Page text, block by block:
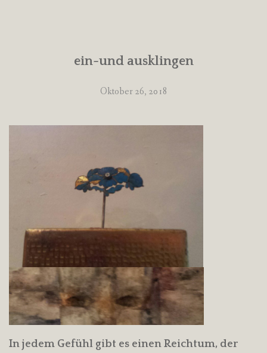
ein-und ausklingen
Oktober 26, 2018
In jedem Gefühl gibt es einen Reichtum, der